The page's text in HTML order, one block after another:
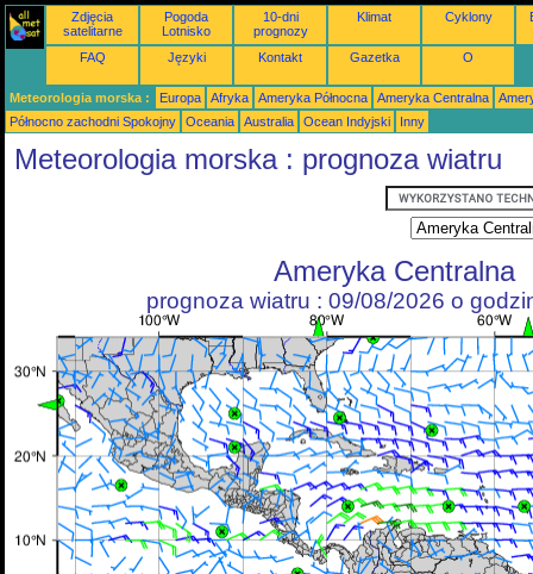
Zdjęcia
satelitarne
Pogoda
Lotnisko
10-dni
prognozy
Klimat Cyklony
FAQ Języki Kontakt Gazetka O
Meteorologia morska : Europa Afryka Ameryka Północna Ameryka Centralna
Północno zachodni Spokojny
Oceania Australia Ocean Indyjski Inny
Meteorologia morska : prognoza wiatru
Ameryka Centralna
prognoza wiatru : 09/08/2026 o